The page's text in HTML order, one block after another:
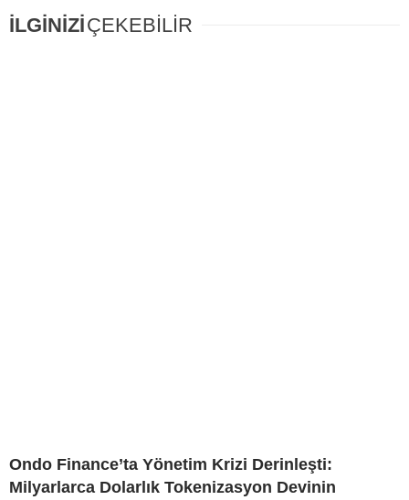
İLGİNİZİÇEKEBİLİR
Ondo Finance’ta Yönetim Krizi Derinleşti:
Milyarlarca Dolarlık Tokenizasyon Devinin